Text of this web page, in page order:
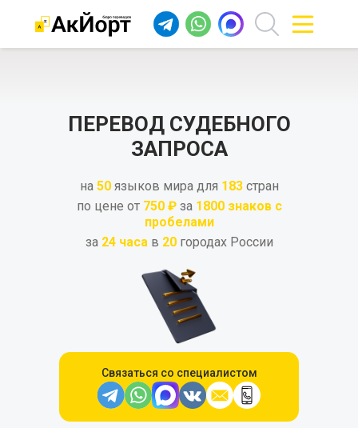
ПЕРЕВОД СУДЕБНОГО
ЗАПРОСА
на 50языков мира для 183стран
по цене от 750 ₽за 1800 знаков с
пробелами
за 24 часав 20 городах России
Связаться со специалистом